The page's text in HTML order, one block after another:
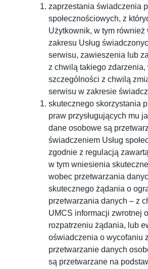
zaprzestania świadczenia
społecznościowych, z
Użytkownik, w tym
zakresu Usług
serwisu, zawieszenia lub
z chwilą takiego zdarzenia,
szczególności z chwilą
serwisu w zakresie
skutecznego skorzystania
praw przysługujących mu
dane osobowe są
świadczeniem Usług
zgodnie z regulacją
w tym wniesienia
wobec przetwarzania
skutecznego żądania o
przetwarzania danych – z
UMCS informacji zwrotnej
rozpatrzeniu żądania, lub
oświadczenia o wycofaniu
przetwarzanie danych
są przetwarzane na